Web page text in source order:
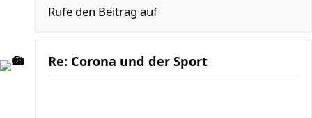
Rufe den Beitrag auf
Re: Corona und der Sport